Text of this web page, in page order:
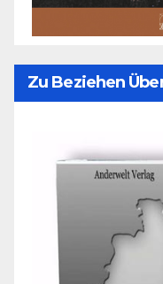
Zu Beziehen